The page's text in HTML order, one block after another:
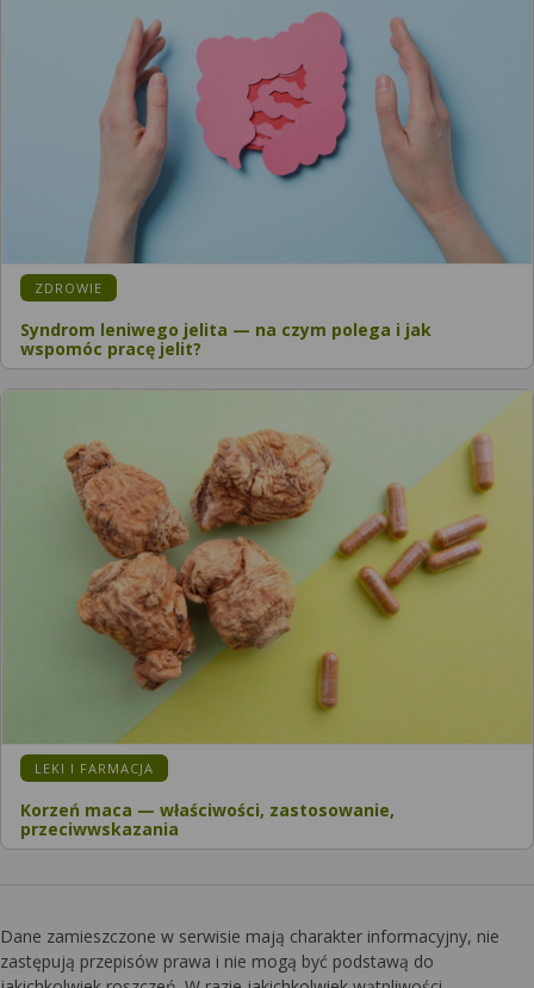
KATEGORIA:
ZDROWIE
Syndrom leniwego jelita — na czym polega i jak
wspomóc pracę jelit?
KATEGORIA:
LEKI I FARMACJA
Korzeń maca — właściwości, zastosowanie,
przeciwwskazania
Dane zamieszczone w serwisie mają charakter informacyjny, nie
zastępują przepisów prawa i nie mogą być podstawą do